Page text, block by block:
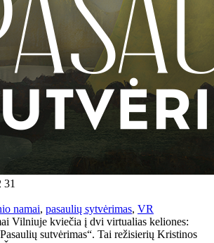
31
namai, pasaulių sytvėrimas, VR
Vilniuje kviečia į dvi virtualias keliones:
sutvėrimas“. Tai režisierių Kristinos